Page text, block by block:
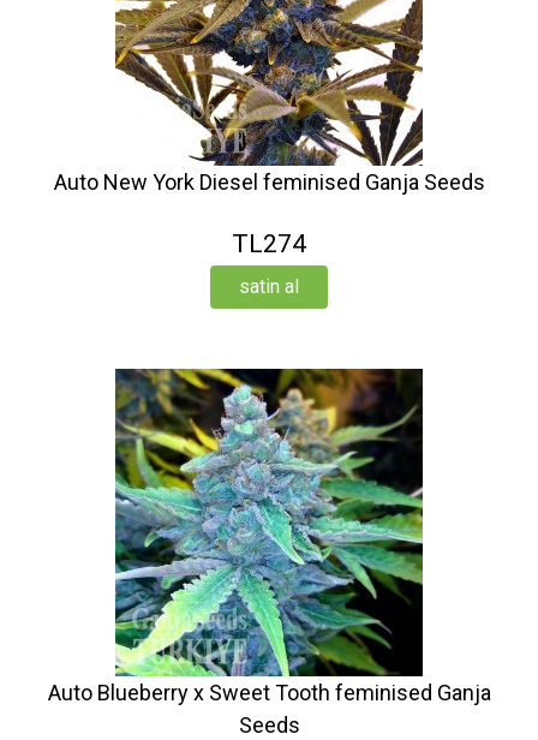
Auto New York Diesel feminised Ganja Seeds
TL274
satin al
Auto Blueberry x Sweet Tooth feminised Ganja
Seeds